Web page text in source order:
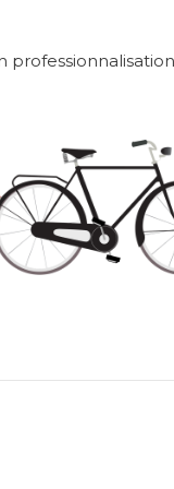
professionnalisation